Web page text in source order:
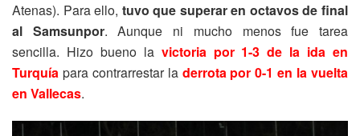
Atenas). Para ello, tuvo que superar en octavos de final
al Samsunpor. Aunque ni mucho menos fue tarea
sencilla. Hizo bueno la victoria por 1-3 de la ida en
Turquía para contrarrestar la derrota por 0-1 en la vuelta
en Vallecas.